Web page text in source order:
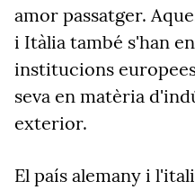
amor passatger.
i Itàlia també s'han
institucions
seva en matèria
exterior.
El país alemany i